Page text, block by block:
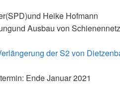
Heike Hofmann
Ausbau von
der S2 von
Ende Januar 2021